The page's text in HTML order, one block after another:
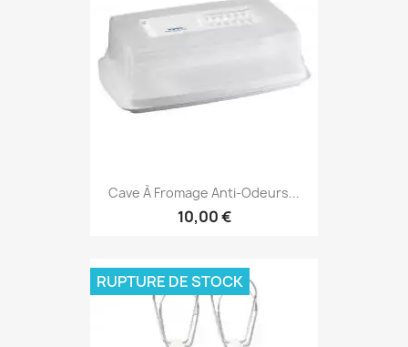
Cave À Fromage Anti-Odeurs...
10,00 €
RUPTURE DE STOCK